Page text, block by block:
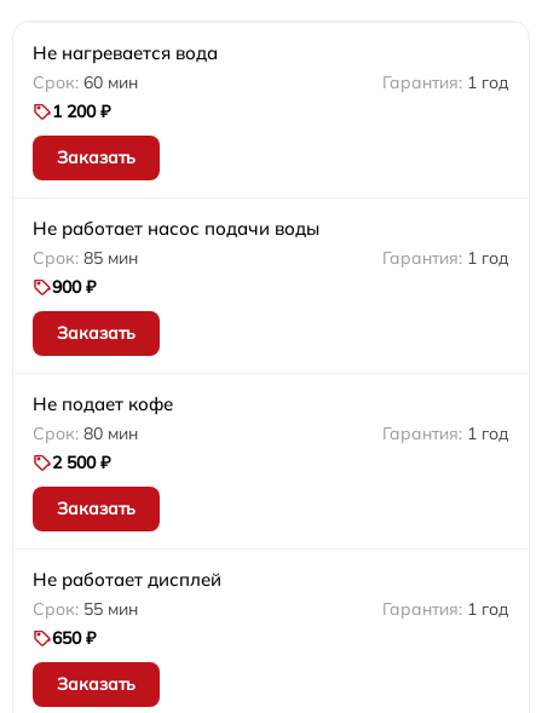
Не нагревается вода
60 мин
1 год
1 200 ₽
Заказать
Не работает насос подачи воды
85 мин
1 год
900 ₽
Заказать
Не подает кофе
80 мин
1 год
2 500 ₽
Заказать
Не работает дисплей
55 мин
1 год
650 ₽
Заказать